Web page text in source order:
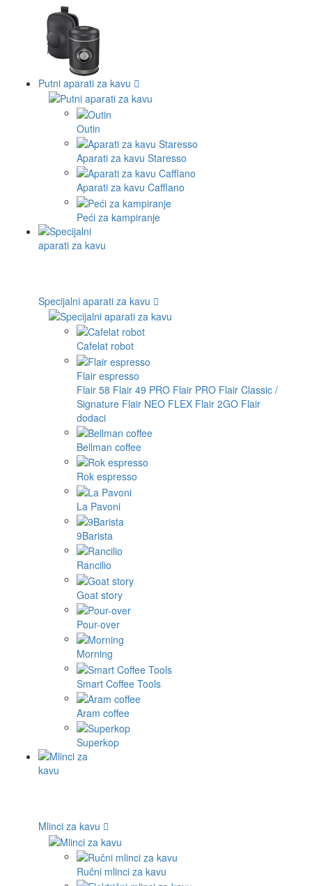
Putni aparati za kavu
Outin
Aparati za kavu Staresso
Aparati za kavu Cafflano
Peći za kampiranje
Specijalni aparati za kavu
Cafelat robot
Flair espresso
Flair 58 Flair 49 PRO Flair PRO Flair Classic /
Signature Flair NEO FLEX Flair 2GO Flair
dodaci
Bellman coffee
Rok espresso
La Pavoni
9Barista
Rancilio
Goat story
Pour-over
Morning
Smart Coffee Tools
Aram coffee
Superkop
Mlinci za kavu
Ručni mlinci za kavu